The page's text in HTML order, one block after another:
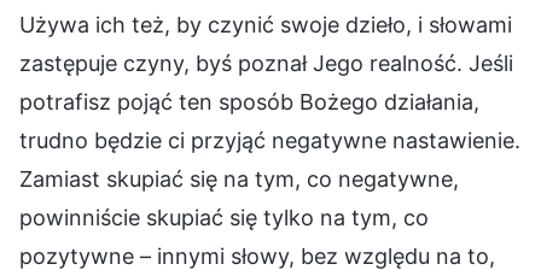
Używa ich też, by czynić swoje dzieło, i słowami
zastępuje czyny, byś poznał Jego realność. Jeśli
potrafisz pojąć ten sposób Bożego działania,
trudno będzie ci przyjąć negatywne nastawienie.
Zamiast skupiać się na tym, co negatywne,
powinniście skupiać się tylko na tym, co
pozytywne – innymi słowy, bez względu na to,